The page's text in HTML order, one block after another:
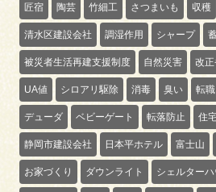
匠宿 陶芸 竹細工 さつまいも 収穫
清水区建設会社 調湿作用 シャープ
被災者生活再建支援制度 自然災害 改
UA値 シロアリ駆除 消毒 臭い 転職
デューダ ベビーゲート 転落防止 住
静岡市建設会社 日本平ホテル 富士山
お家づくり ダウンライト シェルターハ